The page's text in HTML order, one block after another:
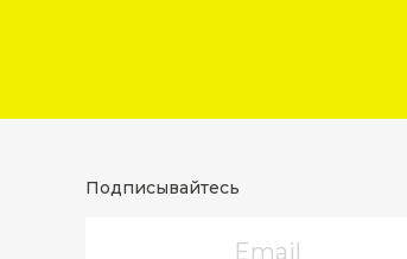
Подписывайтесь